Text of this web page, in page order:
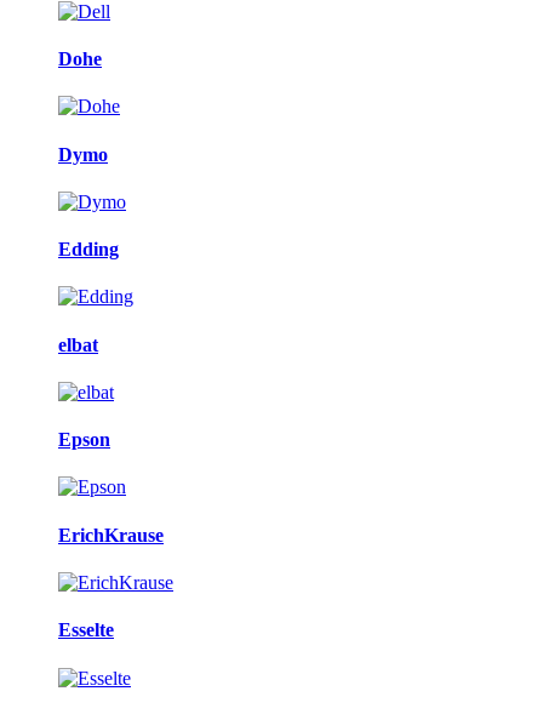
Dohe
Dymo
Edding
elbat
Epson
ErichKrause
Esselte